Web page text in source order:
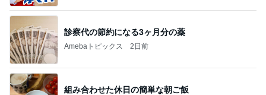
診察代の節約になる3ヶ月分の薬
Amebaトピックス 2日前
組み合わせた休日の簡単な朝ご飯